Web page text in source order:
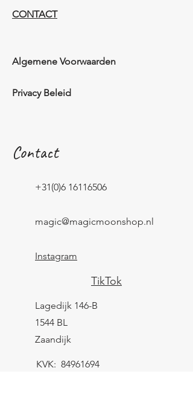
CONTACT
Algemene Voorwaarden
Privacy Beleid
Contact
+31(0)6 16116506
magic@magicmoonshop.nl
Instagram
TikTok
Lagedijk 146-B
1544 BL
Zaandijk
KVK: 84961694